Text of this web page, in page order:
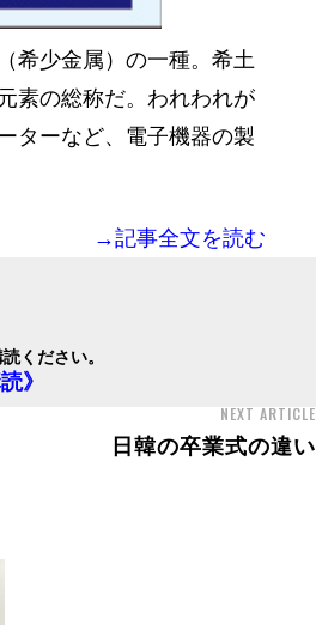
希少金属）の一種。希土
素の総称だ。われわれが
ターなど、電子機器の製
→記事全文を読む
ください。
》
NEXT ARTICLE
日韓の卒業式の違い